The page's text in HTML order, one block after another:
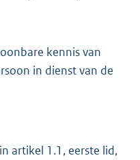
kennis van
in dienst van de
artikel 1.1, eerste lid,